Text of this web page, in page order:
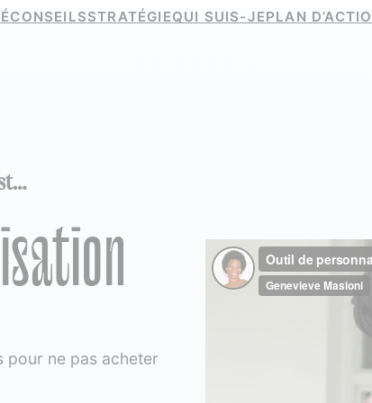
CONSEILSSTRATÉGIEQUI SUIS-JEPLAN
pour ne pas acheter